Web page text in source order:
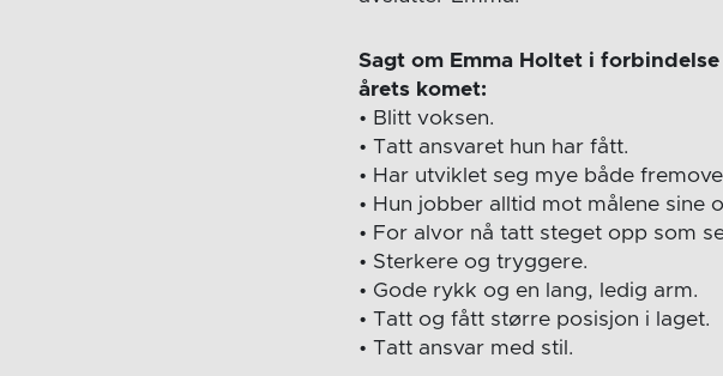
Sagt om Emma Holtet i
årets komet:
• Blitt voksen.
• Tatt ansvaret hun har fått.
• Har utviklet seg mye både
• Hun jobber alltid mot målene sine
• For alvor nå tatt steget opp som
• Sterkere og tryggere.
• Gode rykk og en lang, ledig arm.
• Tatt og fått større posisjon i laget.
• Tatt ansvar med stil.